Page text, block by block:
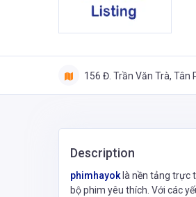
156 Đ. Trần Văn Trà, Tân
Description
phimhayoklà nền tảng trực
bộ phim yêu thích. Với các